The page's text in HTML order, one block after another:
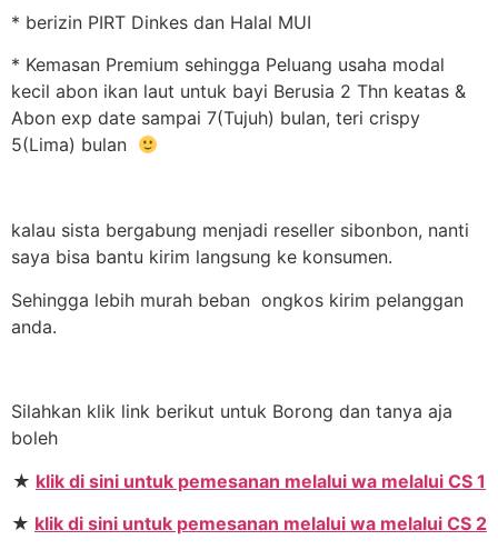
* berizin PIRT Dinkes dan Halal MUI
* Kemasan Premium sehingga Peluang usaha modal
kecil abon ikan laut untuk bayi Berusia 2 Thn keatas &
Abon exp date sampai 7(Tujuh) bulan, teri crispy
5(Lima) bulan
kalau sista bergabung menjadi reseller sibonbon, nanti
saya bisa bantu kirim langsung ke konsumen.
Sehingga lebih murah beban ongkos kirim pelanggan
anda.
Silahkan klik link berikut untuk Borong dan tanya aja
boleh
★ klik di sini untuk pemesanan melalui wa melalui CS 1
★ klik di sini untuk pemesanan melalui wa melalui CS 2